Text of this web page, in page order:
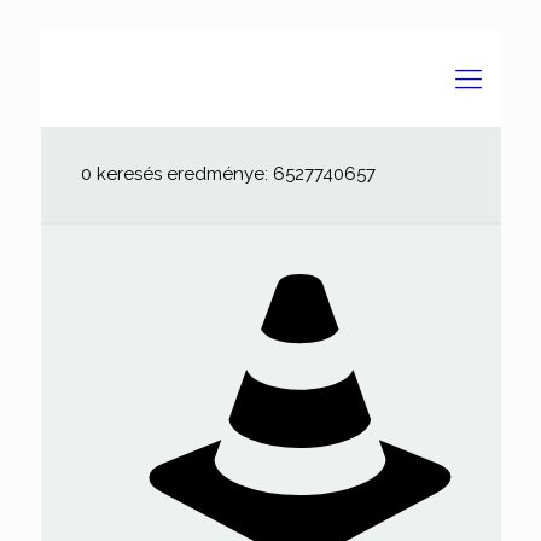
0 keresés eredménye: 6527740657